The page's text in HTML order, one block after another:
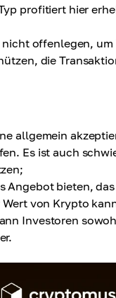
profitiert hier
offenlegen,
die
allgemein
Es ist auch
Angebot bieten,
von Krypto
Investoren